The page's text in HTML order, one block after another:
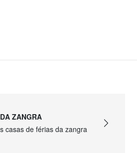
ZANGRA
casas de férias da zangra